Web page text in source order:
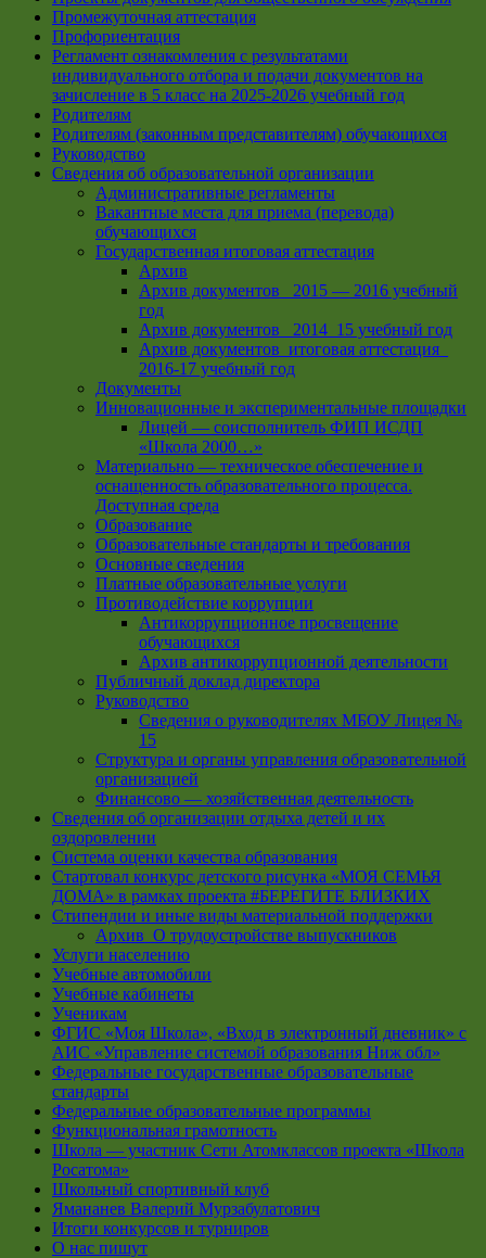
Промежуточная аттестация
Профориентация
Регламент ознакомления с результатами
индивидуального отбора и подачи документов на
зачисление в 5 класс на 2025-2026 учебный год
Родителям
Родителям (законным представителям) обучающихся
Руководство
Сведения об образовательной организации
Административные регламенты
Вакантные места для приема (перевода)
обучающихся
Государственная итоговая аттестация
Архив
Архив документов _2015 — 2016 учебный
год
Архив документов_ 2014_15 учебный год
Архив документов_итоговая аттестация_
2016-17 учебный год
Документы
Инновационные и экспериментальные площадки
Лицей — соисполнитель ФИП ИСДП
«Школа 2000…»
Материально — техническое обеспечение и
оснащенность образовательного процесса.
Доступная среда
Образование
Образовательные стандарты и требования
Основные сведения
Платные образовательные услуги
Противодействие коррупции
Антикоррупционное просвещение
обучающихся
Архив антикоррупционной деятельности
Публичный доклад директора
Руководство
Cведения о руководителях МБОУ Лицея №
15
Структура и органы управления образовательной
организацией
Финансово — хозяйственная деятельность
Сведения об организации отдыха детей и их
оздоровлении
Система оценки качества образования
Стартовал конкурс детского рисунка «МОЯ СЕМЬЯ
ДОМА» в рамках проекта #БЕРЕГИТЕ БЛИЗКИХ
Стипендии и иные виды материальной поддержки
Архив_О трудоустройстве выпускников
Услуги населению
Учебные автомобили
Учебные кабинеты
Ученикам
ФГИС «Моя Школа», «Вход в электронный дневник» с
АИС «Управление системой образования Ниж обл»
Федеральные государственные образовательные
стандарты
Федеральные образовательные программы
Функциональная грамотность
Школа — участник Сети Атомклассов проекта «Школа
Росатома»
Школьный спортивный клуб
Ямананев Валерий Мурзабулатович
Итоги конкурсов и турниров
О нас пишут